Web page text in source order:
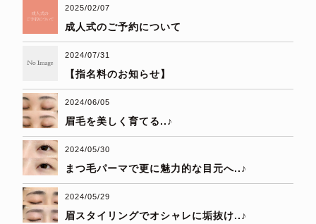
2025/02/07
成人式のご予約について
2024/07/31
【指名料のお知らせ】
2024/06/05
眉毛を美しく育てる..♪
2024/05/30
まつ毛パーマで更に魅力的な目元へ..♪
2024/05/29
眉スタイリングでオシャレに垢抜け..♪